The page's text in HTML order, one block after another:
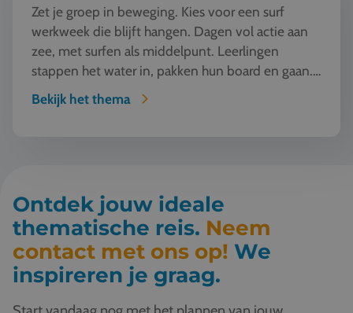
Zet je groep in beweging. Kies voor een surf
werkweek die blijft hangen. Dagen vol actie aan
zee, met surfen als middelpunt. Leerlingen
stappen het water in, pakken hun board en gaan.
Vallen, opsta...
Bekijk het thema
Ontdek jouw ideale
thematische reis. Neem
contact met ons op! We
inspireren je graag.